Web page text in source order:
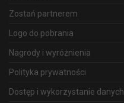
Zostań partnerem
Logo do pobrania
Nagrody i wyróżnienia
Polityka prywatności
Dostęp i wykorzystanie danych